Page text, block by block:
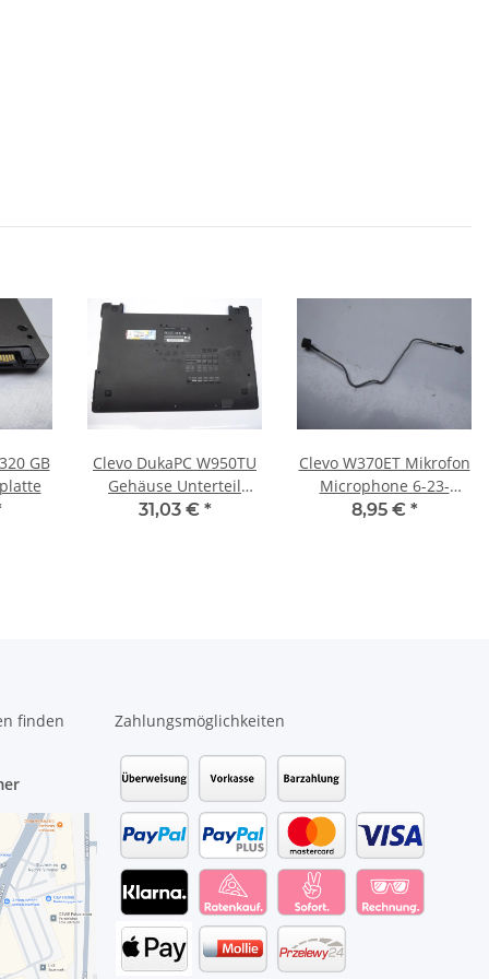
GB
Clevo DukaPC W950TU
Gehäuse Unterteil
Bottom Case 6-39-
31,03 € *
Clevo W370ET Mikrofon
Microphone 6-23-
EM55G-011-2 #4666
8,95 € *
finden
Zahlungsmöglichkeiten